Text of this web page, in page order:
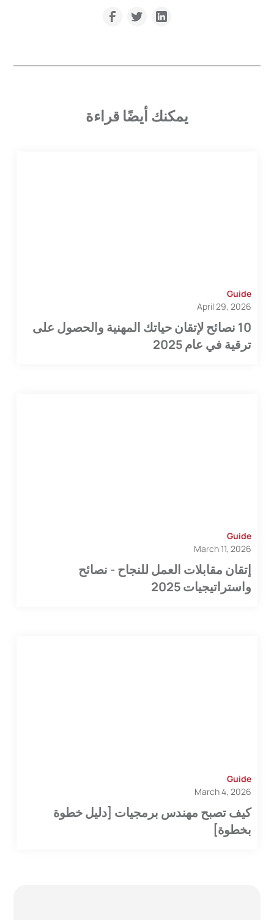
يمكنك أيضًا قراءة
Guide
April 29, 2026
10 نصائح لإتقان حياتك المهنية والحصول على
ترقية في عام 2025
Guide
March 11, 2026
إتقان مقابلات العمل للنجاح - نصائح
واستراتيجيات 2025
Guide
March 4, 2026
كيف تصبح مهندس برمجيات [دليل خطوة
بخطوة]